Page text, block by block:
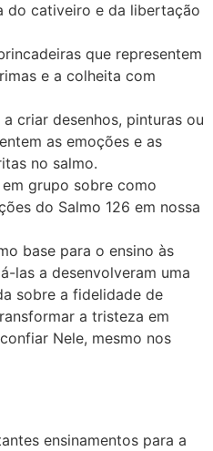
do cativeiro e da libertação
que representem
e a colheita com
criar desenhos, pinturas ou
as emoções e as
no salmo.
grupo sobre como
do Salmo 126 em nossa
base para o ensino às
las a desenvolveram uma
sobre a fidelidade de
a tristeza em
Nele, mesmo nos
ensinamentos para a